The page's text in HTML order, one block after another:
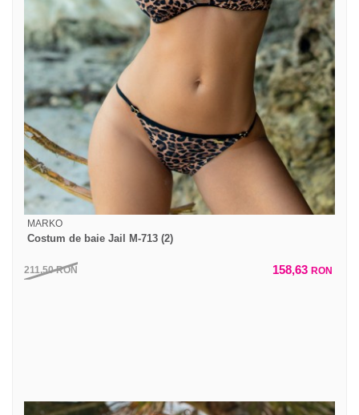
MARKO
Costum de baie Jail M-713 (2)
211,50RON 158,63 RON